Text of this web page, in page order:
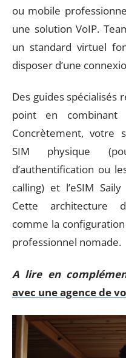
ou mobile
une solution VoIP.
un standard virtuel
disposer d’une
Des guides spécialisés
point en combinant
Concrètement, votre
SIM physique
d’authentification ou
calling) et l’eSIM
Cette architecture
comme la
professionnel nomade.
A lire en
avec une agence de